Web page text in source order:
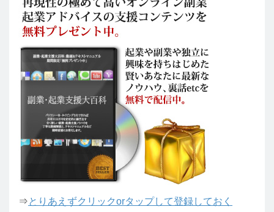
⇒とりあえずクリックorタップして登録しておく